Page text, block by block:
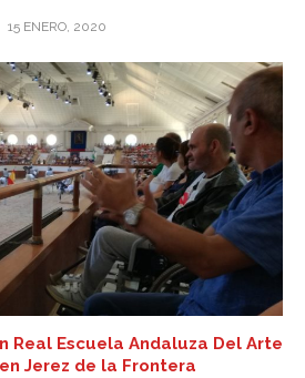
15 ENERO, 2020
Real Escuela Andaluza Del Arte
Jerez de la Frontera